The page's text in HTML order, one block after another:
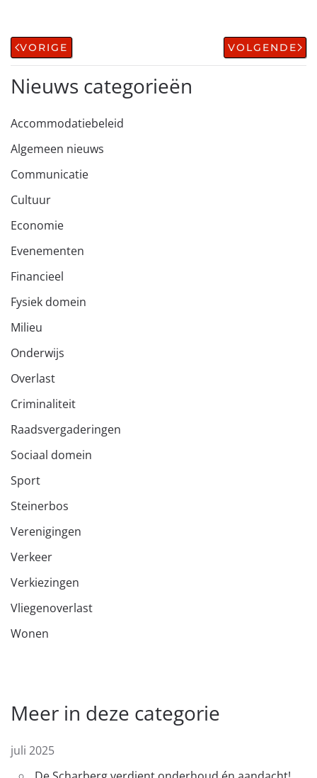
VORIGE VOLGENDE
Nieuws categorieën
Accommodatiebeleid
Algemeen nieuws
Communicatie
Cultuur
Economie
Evenementen
Financieel
Fysiek domein
Milieu
Onderwijs
Overlast
Criminaliteit
Raadsvergaderingen
Sociaal domein
Sport
Steinerbos
Verenigingen
Verkeer
Verkiezingen
Vliegenoverlast
Wonen
Meer in deze categorie
juli 2025